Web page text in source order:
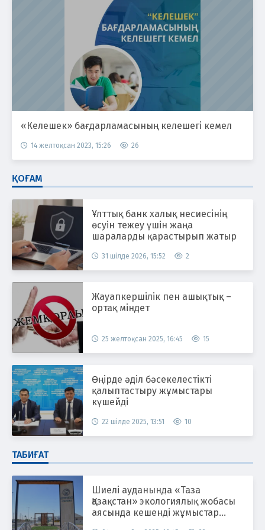
«Келешек» бағдарламасының келешегі кемел
14 желтоқсан 2023, 15:26 26
ҚОҒАМ
Ұлттық банк халық несиесінің
өсуін тежеу үшін жаңа
шараларды қарастырып жатыр
31 шілде 2026, 15:52 2
Жауапкершілік пен ашықтық –
ортақ міндет
25 желтоқсан 2025, 16:45 15
Өңірде әділ бәсекелестікті
қалыптастыру жұмыстары
күшейді
22 шілде 2025, 13:51 10
ТАБИҒАТ
Шиелі ауданында «Таза
Қазақстан» экологиялық жобасы
аясында кешенді жұмыстар